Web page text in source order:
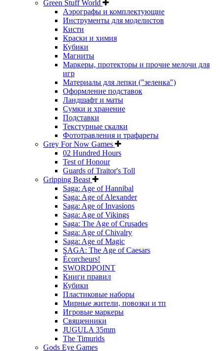
Green Stuff World
Аэрографы и комплектующие
Инструменты для моделистов
Кисти
Краски и химия
Кубики
Магниты
Маркеры, протекторы и прочие мелочи для
игр
Материалы для лепки ("зеленка")
Оформление подставок
Ландшафт и маты
Сумки и хранение
Подставки
Текстурные скалки
Фототравления и трафареты
Grey For Now Games
02 Hundred Hours
Test of Honour
Guards of Traitor's Toll
Gripping Beast
Saga: Age of Hannibal
Saga: Age of Alexander
Saga: Age of Invasions
Saga: Age of Vikings
Saga: The Age of Crusades
Saga: Age of Chivalry
Saga: Age of Magic
SAGA: The Age of Caesars
Écorcheurs!
SWORDPOINT
Книги правил
Кубики
Пластиковые наборы
Мирные жители, повозки и тп
Игровые маркеры
Священники
JUGULA 35mm
The Timurids
Gods Eye Games